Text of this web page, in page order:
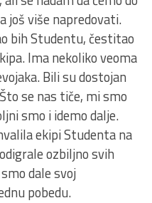
još više napredovati.
bih Studentu, čestitao
Ima nekoliko veoma
Bili su dostojan
se nas tiče, mi smo
smo i idemo dalje.
ekipi Studenta na
ozbiljno svih
dale svoj
pobedu.